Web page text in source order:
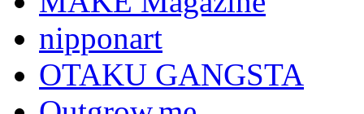
nipponart
OTAKU GANGSTA